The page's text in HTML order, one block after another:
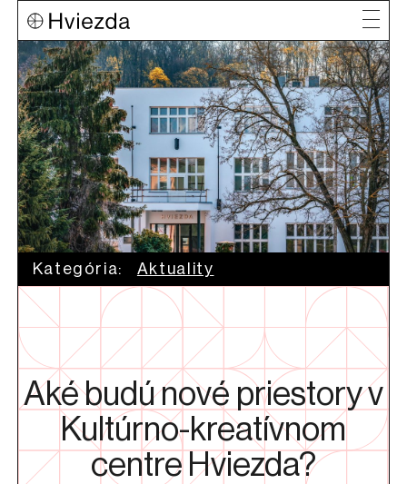
Kategória: Aktuality
Aké budú nové priestory v
Kultúrno-kreatívnom
centre Hviezda?